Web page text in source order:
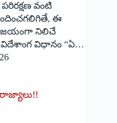
వంటి
ఈ
విజయంగా నిలిచే
విధానం “ఏ…